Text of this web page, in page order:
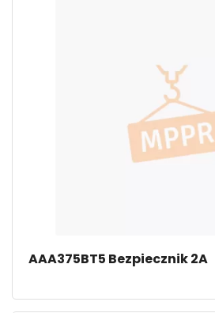
AAA375BT5 Bezpiecznik 2A